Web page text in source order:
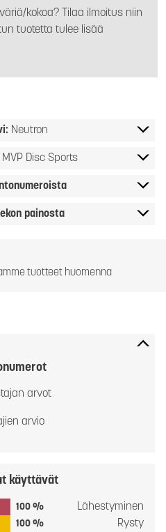
kokoa? Tilaa ilmoitus niin
tuotetta tulee lisää
Neutron
MVP Disc Sports
painosta
tuotteet huomenna
arvot
arvio
käyttävät
100 % Lähestyminen
100 % Rysty